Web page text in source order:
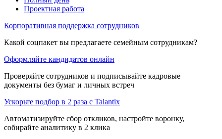
Проектная работа
Корпоративная поддержка сотрудников
Какой соцпакет вы предлагаете семейным сотрудникам?
Оформляйте кандидатов онлайн
Проверяйте сотрудников и подписывайте кадровые
документы без бумаг и личных встреч
Ускорьте подбор в 2 раза с Talantix
Автоматизируйте сбор откликов, настройте воронку,
собирайте аналитику в 2 клика